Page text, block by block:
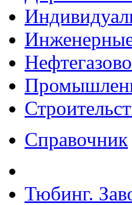
Справочник
Тюбинг.